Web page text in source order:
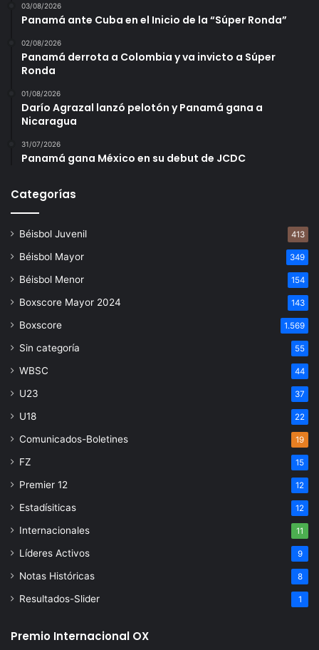
03/08/2026
Panamá ante Cuba en el Inicio de la “Súper Ronda”
02/08/2026
Panamá derrota a Colombia y va invicto a Súper
Ronda
01/08/2026
Darío Agrazal lanzó pelotón y Panamá gana a
Nicaragua
31/07/2026
Panamá gana México en su debut de JCDC
Categorías
Béisbol Juvenil 413
Béisbol Mayor 349
Béisbol Menor 154
Boxscore Mayor 2024 143
Boxscore 1.569
Sin categoría 55
WBSC 44
U23 37
U18 22
Comunicados-Boletines 19
FZ 15
Premier 12 12
Estadísiticas 12
Internacionales 11
Líderes Activos 9
Notas Históricas 8
Resultados-Slider 1
Premio Internacional OX